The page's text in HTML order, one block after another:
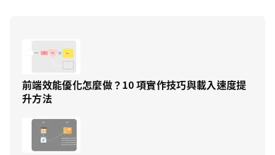
前端效能優化怎麼做？10 項實作技巧與載入速度提
升方法